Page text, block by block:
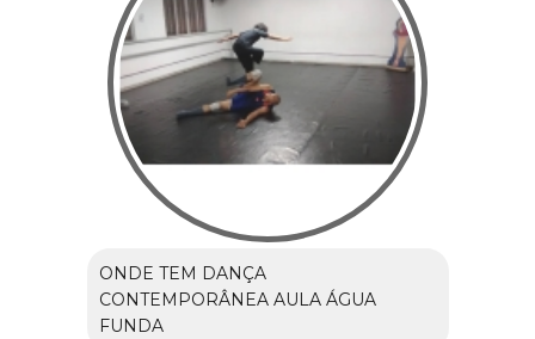
ONDE TEM DANÇA
CONTEMPORÂNEA AULA ÁGUA
FUNDA